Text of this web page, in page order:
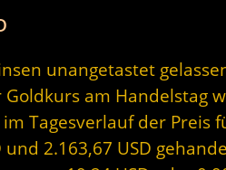
unangetastet
am Handelstag
Tagesverlauf der Preis
und 2.163,67 USD